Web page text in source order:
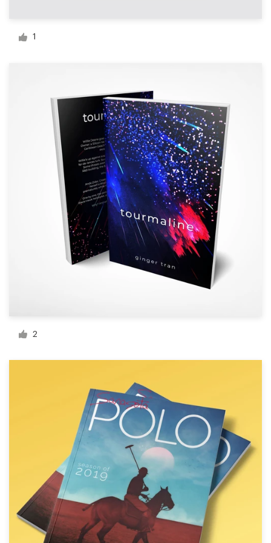
1
2
Visitenkarte
Marken-Styleguide
Alle Kategorien durchsuchen
+49 30 568 390 99
Hilfebereich
Preise
Werden Sie Designprofi